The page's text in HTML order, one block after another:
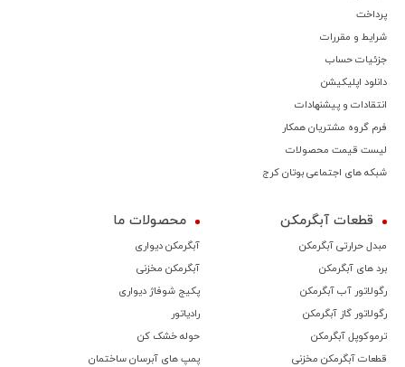
پرداخت
شرایط و مقررات
جزئیات حساب
دانلود اپلیکیشن
انتقادات و پیشنهادات
فرم گروه مشتریان همکار
لیست قیمت محصولات
شبکه های اجتماعی بوتان کرج
قطعات آبگرمکن
مبدل حرارتی آبگرمکن
برد های آبگرمکن
رگولاتور آب آبگرمکن
رگولاتور گاز آبگرمکن
ترموكوپل آبگرمکن
قطعات آبگرمکن مخزنی
محصولات ما
آبگرمکن دیواری
آبگرمکن مخزنی
پکیج شوفاژ دیواری
رادیاتور
حوله خشک کن
پمپ های آبرسان ساختمان